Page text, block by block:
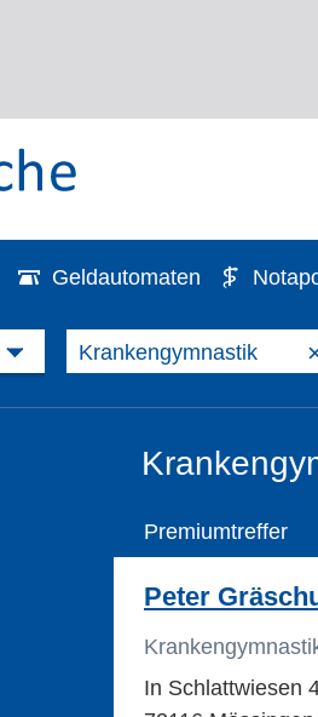
Geldautomaten
Premiumtreffer
Peter
In Schlattwiesen